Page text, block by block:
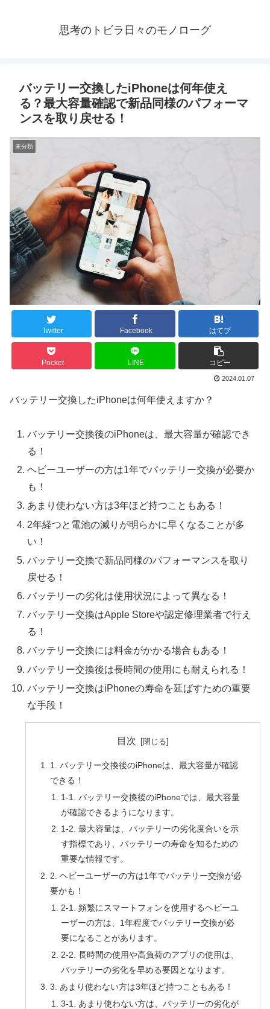
思考のトビラ日々のモノローグ
バッテリー交換したiPhoneは何年使え
る？最大容量確認で新品同様のパフォーマ
ンスを取り戻せる！
未分類
Twitter Facebook はてブ
Pocket LINE コピー
2024.01.07
バッテリー交換したiPhoneは何年使えますか？
バッテリー交換後のiPhoneは、最大容量が確認でき
る！
ヘビーユーザーの方は1年でバッテリー交換が必要か
も！
あまり使わない方は3年ほど持つこともある！
2年経つと電池の減りが明らかに早くなることが多
い！
バッテリー交換で新品同様のパフォーマンスを取り
戻せる！
バッテリーの劣化は使用状況によって異なる！
バッテリー交換はApple Storeや認定修理業者で行え
る！
バッテリー交換には料金がかかる場合もある！
バッテリー交換後は長時間の使用にも耐えられる！
バッテリー交換はiPhoneの寿命を延ばすための重要
な手段！
目次
1. バッテリー交換後のiPhoneは、最大容量が確認
できる！
1-1. バッテリー交換後のiPhoneでは、最大容量
が確認できるようになります。
1-2. 最大容量は、バッテリーの劣化度合いを示
す指標であり、バッテリーの寿命を知るための
重要な情報です。
2. ヘビーユーザーの方は1年でバッテリー交換が必
要かも！
2-1. 頻繁にスマートフォンを使用するヘビーユ
ーザーの方は、1年程度でバッテリー交換が必
要になることがあります。
2-2. 長時間の使用や高負荷のアプリの使用は、
バッテリーの劣化を早める要因となります。
3. あまり使わない方は3年ほど持つこともある！
3-1. あまり使わない方は、バッテリーの劣化が